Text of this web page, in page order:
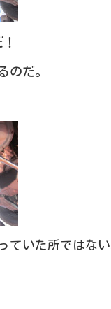
のだ。
ていた所ではな